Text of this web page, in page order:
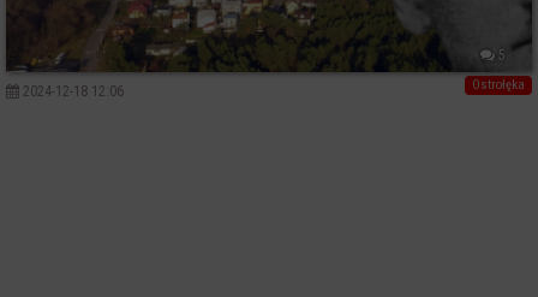
5
Ostrołęka
2024-12-18 12:06